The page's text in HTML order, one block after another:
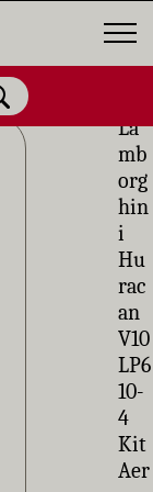
La
mb
org
hin
i
Hu
rac
an
V10
LP6
10-
4
Kit
Aer